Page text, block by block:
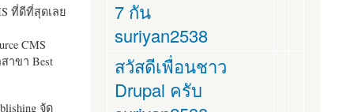
ที่ดีที่สุดเลย
CMS
าขา Best
จัด
7 กัน
suriyan2538
สวัสดีเพื่อนชาว
Drupal ครับ